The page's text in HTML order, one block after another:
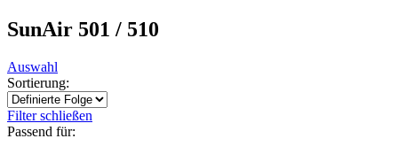
SunAir 501 / 510
Auswahl
Sortierung:
Filter schließen
Passend für: